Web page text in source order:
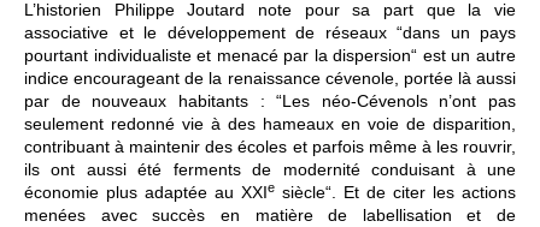
L’historien Philippe Joutard note pour sa part que la vie
associative et le développement de réseaux “dans un pays
pourtant individualiste et menacé par la dispersion“ est un autre
indice encourageant de la renaissance cévenole, portée là aussi
par de nouveaux habitants : “Les néo-Cévenols n’ont pas
seulement redonné vie à des hameaux en voie de disparition,
contribuant à maintenir des écoles et parfois même à les rouvrir,
ils ont aussi été ferments de modernité conduisant à une
économie plus adaptée au XXIe siècle“. Et de citer les actions
menées avec succès en matière de labellisation et de